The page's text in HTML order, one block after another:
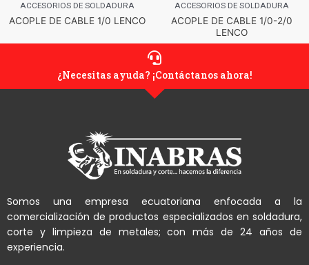
ACCESORIOS DE SOLDADURA
ACOPLE DE CABLE 1/0 LENCO
ACCESORIOS DE SOLDADURA
ACOPLE DE CABLE 1/0-2/0
LENCO
¿Necesitas ayuda? ¡Contáctanos ahora!
Somos una empresa ecuatoriana enfocada a la
comercialización de productos especializados en soldadura,
corte y limpieza de metales; con más de 24 años de
experiencia.